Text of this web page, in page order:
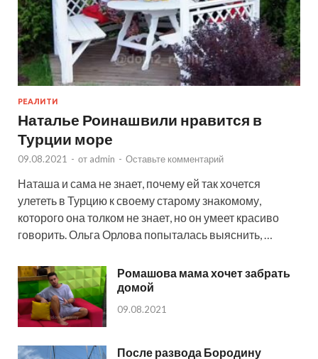
РЕАЛИТИ
Наталье Роинашвили нравится в
Турции море
09.08.2021 - от admin - Оставьте комментарий
Наташа и сама не знает, почему ей так хочется
улететь в Турцию к своему старому знакомому,
которого она толком не знает, но он умеет красиво
говорить. Ольга Орлова попыталась выяснить, …
Ромашова мама хочет забрать
домой
09.08.2021
После развода Бородину